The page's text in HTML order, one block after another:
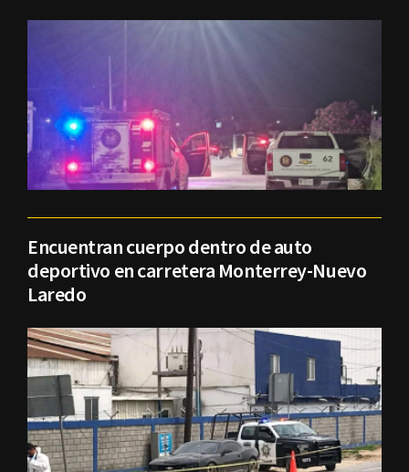
Encuentran cuerpo dentro de auto
deportivo en carretera Monterrey-Nuevo
Laredo